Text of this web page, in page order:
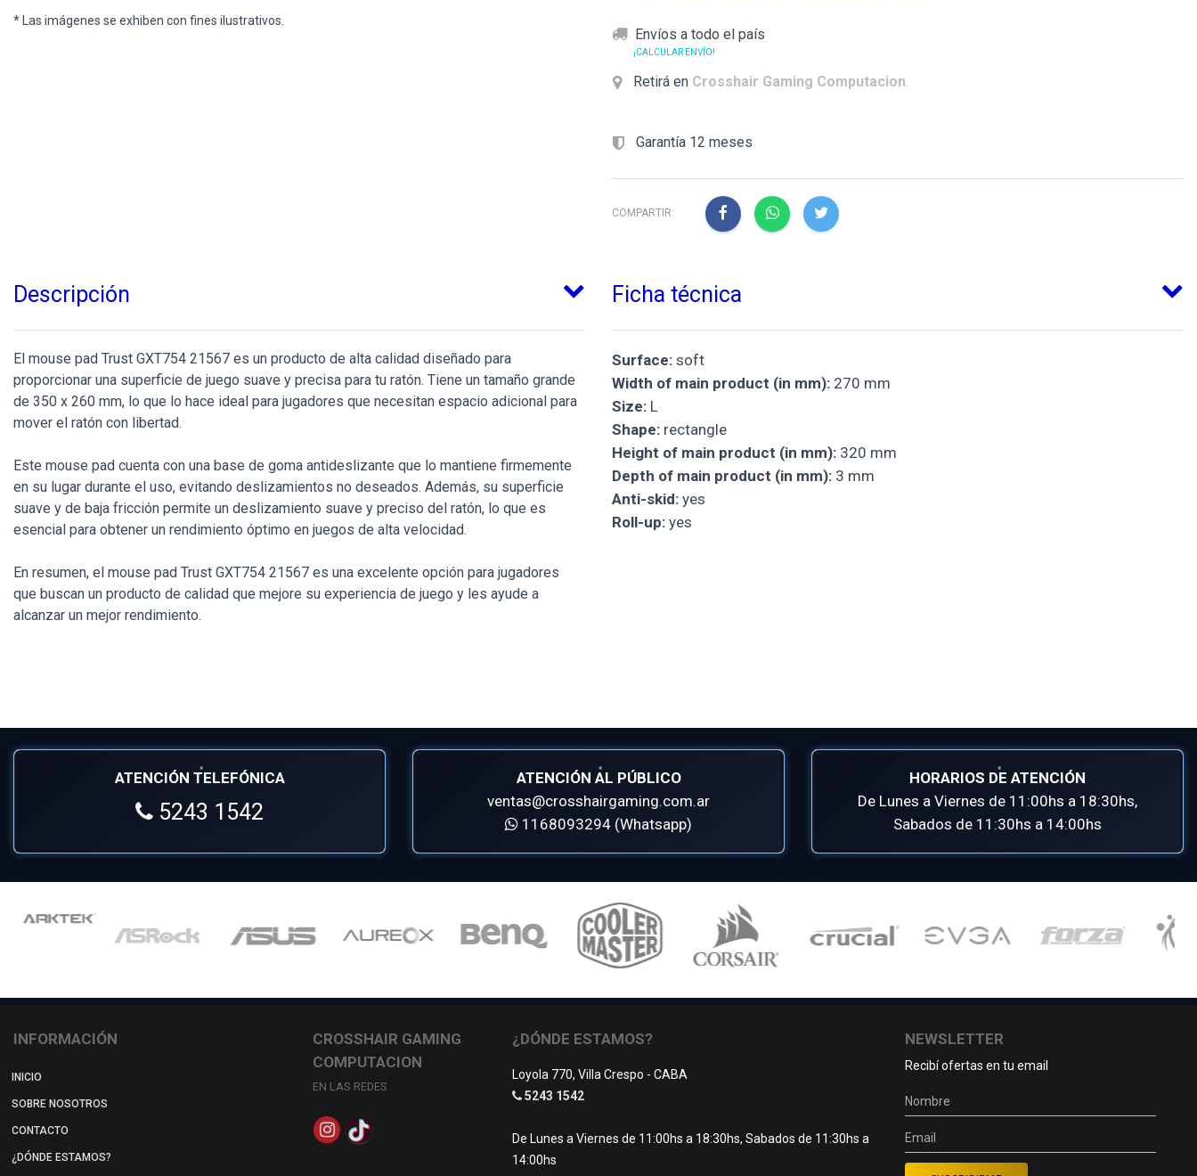
* Las imágenes se exhiben con fines ilustrativos.
Envíos a todo el país
¡CALCULAR ENVÍO!
Retirá en Crosshair Gaming Computacion.
Garantía 12 meses
COMPARTIR:
Descripción
El mouse pad Trust GXT754 21567 es un producto de alta calidad diseñado para
proporcionar una superficie de juego suave y precisa para tu ratón. Tiene un tamaño grande
de 350 x 260 mm, lo que lo hace ideal para jugadores que necesitan espacio adicional para
mover el ratón con libertad.
Este mouse pad cuenta con una base de goma antideslizante que lo mantiene firmemente
en su lugar durante el uso, evitando deslizamientos no deseados. Además, su superficie
suave y de baja fricción permite un deslizamiento suave y preciso del ratón, lo que es
esencial para obtener un rendimiento óptimo en juegos de alta velocidad.
En resumen, el mouse pad Trust GXT754 21567 es una excelente opción para jugadores
que buscan un producto de calidad que mejore su experiencia de juego y les ayude a
alcanzar un mejor rendimiento.
Ficha técnica
Surface: soft
Width of main product (in mm): 270 mm
Size: L
Shape: rectangle
Height of main product (in mm): 320 mm
Depth of main product (in mm): 3 mm
Anti-skid: yes
Roll-up: yes
ATENCIÓN TELEFÓNICA
5243 1542
ATENCIÓN AL PÚBLICO
ventas@crosshairgaming.com.ar
1168093294 (Whatsapp)
HORARIOS DE ATENCIÓN
De Lunes a Viernes de 11:00hs a 18:30hs,
Sabados de 11:30hs a 14:00hs
INFORMACIÓN
INICIO
SOBRE NOSOTROS
CONTACTO
¿DÓNDE ESTAMOS?
CROSSHAIR GAMING
COMPUTACION
EN LAS REDES
¿DÓNDE ESTAMOS?
Loyola 770, Villa Crespo - CABA
5243 1542
De Lunes a Viernes de 11:00hs a 18:30hs, Sabados de 11:30hs a
14:00hs
NEWSLETTER
Recibí ofertas en tu email